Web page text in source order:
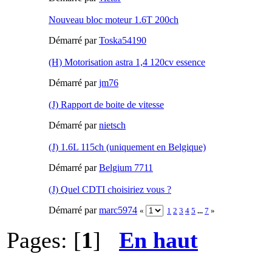
Nouveau bloc moteur 1.6T 200ch
Démarré parToska54190
(H) Motorisation astra 1,4 120cv essence
Démarré parjm76
(J) Rapport de boite de vitesse
Démarré parnietsch
(J) 1.6L 115ch (uniquement en Belgique)
Démarré parBelgium 7711
(J) Quel CDTI choisiriez vous ?
Démarré parmarc5974 « 1 2 3 4 5 ... 7 »
Pages: [1] En haut